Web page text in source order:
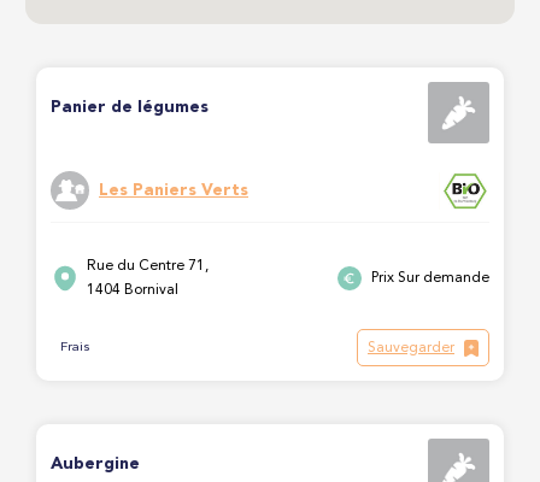
Panier de légumes
Les Paniers Verts
Rue du Centre 71,
1404 Bornival
Prix Sur demande
Frais Sauvegarder
Aubergine